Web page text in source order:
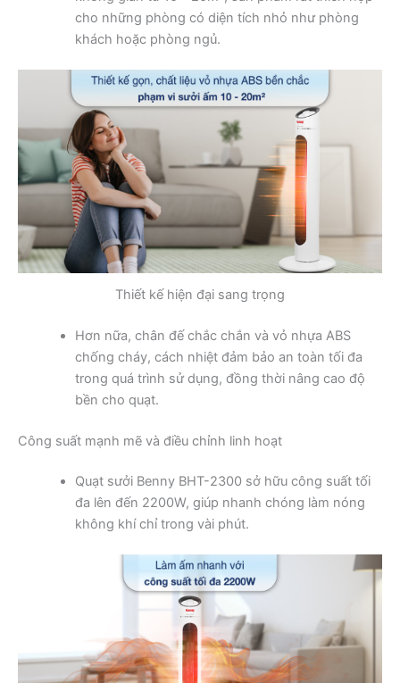
cho những phòng có diện tích nhỏ như phòng
khách hoặc phòng ngủ.
Thiết kế hiện đại sang trọng
Hơn nữa, chân đế chắc chắn và vỏ nhựa ABS
chống cháy, cách nhiệt đảm bảo an toàn tối đa
trong quá trình sử dụng, đồng thời nâng cao độ
bền cho quạt.
Công suất mạnh mẽ và điều chỉnh linh hoạt
Quạt sưởi Benny BHT-2300 sở hữu công suất tối
đa lên đến 2200W, giúp nhanh chóng làm nóng
không khí chỉ trong vài phút.